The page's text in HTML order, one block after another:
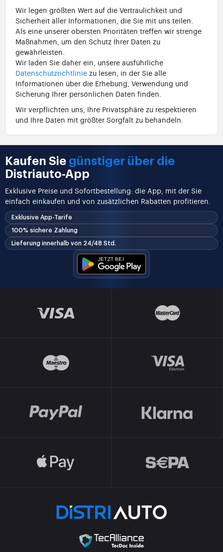
Wir legen größten Wert auf die Vertraulichkeit und
Sicherheit aller Informationen, die Sie mit uns teilen.
Als eine unserer obersten Prioritäten treffen wir strenge
Maßnahmen, um den Schutz Ihrer Daten zu
gewährleisten.
Wir laden Sie daher ein, unsere ausführliche
Datenschutzrichtlinie zu lesen, in der Sie alle
Informationen über die Erhebung, Verwendung und
Sicherung Ihrer persönlichen Daten finden.
Wir verpflichten uns, Ihre Privatsphäre zu respektieren
und Ihre Daten mit größter Sorgfalt zu behandeln.
Kaufen Sie günstiger über die
Distriauto-App
Exklusive Preise und Sofortbestellung: die App, mit der Sie
einfach einkaufen und von zusätzlichen Rabatten profitieren.
Exklusive App-Tarife
100% sichere Zahlung
Lieferung innerhalb von 24/48 Std.